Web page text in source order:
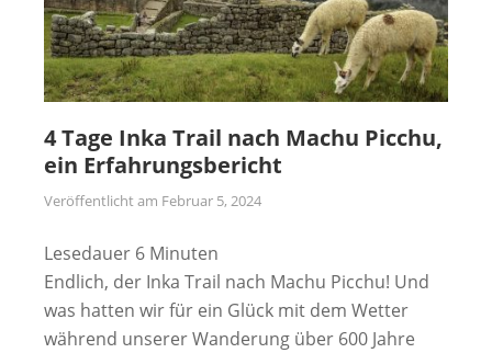
4 Tage Inka Trail nach Machu Picchu,
ein Erfahrungsbericht
Veröffentlicht am Februar 5, 2024
Lesedauer 6 Minuten
Endlich, der Inka Trail nach Machu Picchu! Und
was hatten wir für ein Glück mit dem Wetter
während unserer Wanderung über 600 Jahre